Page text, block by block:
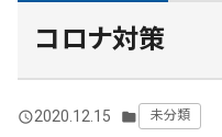
コロナ対策
query_builder2020.12.15 folder 未分類